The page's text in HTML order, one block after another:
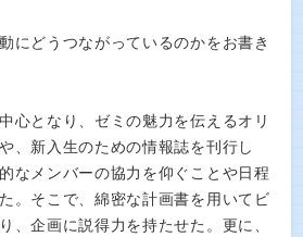
つながっているのかをお書き
心となり、ゼミの魅力を伝えるオリ
、新入生のための情報誌を刊行し
なメンバーの協力を仰ぐことや日程
。そこで、綿密な計画書を用いてビ
、企画に説得力を持たせた。更に、